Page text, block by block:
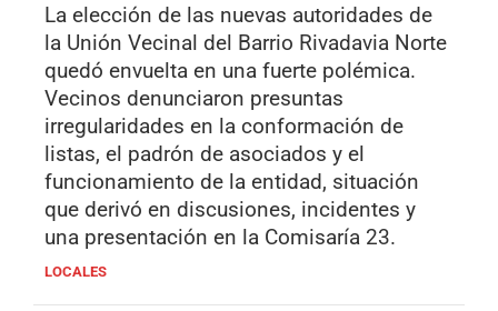
La elección de las nuevas autoridades de
la Unión Vecinal del Barrio Rivadavia Norte
quedó envuelta en una fuerte polémica.
Vecinos denunciaron presuntas
irregularidades en la conformación de
listas, el padrón de asociados y el
funcionamiento de la entidad, situación
que derivó en discusiones, incidentes y
una presentación en la Comisaría 23.
LOCALES